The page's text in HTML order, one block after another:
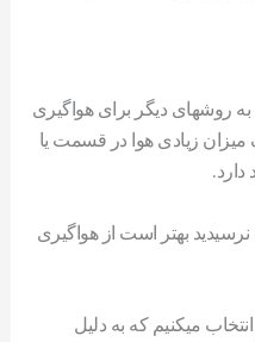
به روشهای دیگر برای هواگیری
میزان زیادی هوا در قسمت یا
نرسیدید بهتر است از هواگیری
میکنیم که به دلیل